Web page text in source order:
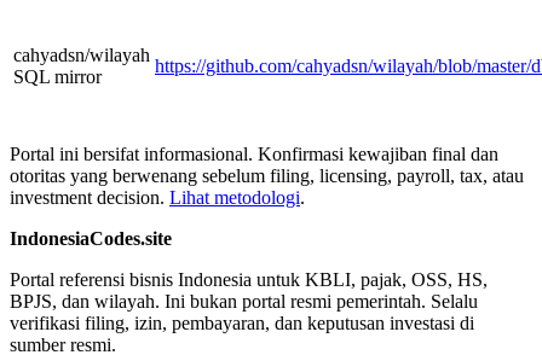
cahyadsn/wilayah
SQL mirror
https://github.com/cahyadsn/wilayah/blob/master/
Portal ini bersifat informasional. Konfirmasi kewajiban final dan
otoritas yang berwenang sebelum filing, licensing, payroll, tax, atau
investment decision. Lihat metodologi.
IndonesiaCodes.site
Portal referensi bisnis Indonesia untuk KBLI, pajak, OSS, HS,
BPJS, dan wilayah. Ini bukan portal resmi pemerintah. Selalu
verifikasi filing, izin, pembayaran, dan keputusan investasi di
sumber resmi.